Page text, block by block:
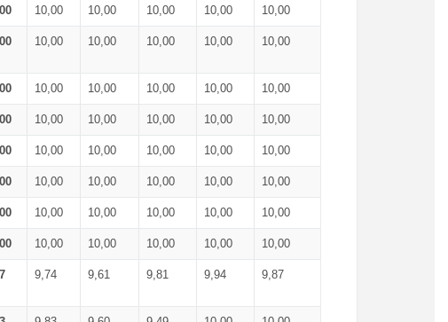
10,00 10,00 10,00 10,00 10,00
10,00 10,00 10,00 10,00 10,00
10,00 10,00 10,00 10,00 10,00
10,00 10,00 10,00 10,00 10,00
10,00 10,00 10,00 10,00 10,00
10,00 10,00 10,00 10,00 10,00
10,00 10,00 10,00 10,00 10,00
10,00 10,00 10,00 10,00 10,00
9,74 9,61 9,81 9,94 9,87